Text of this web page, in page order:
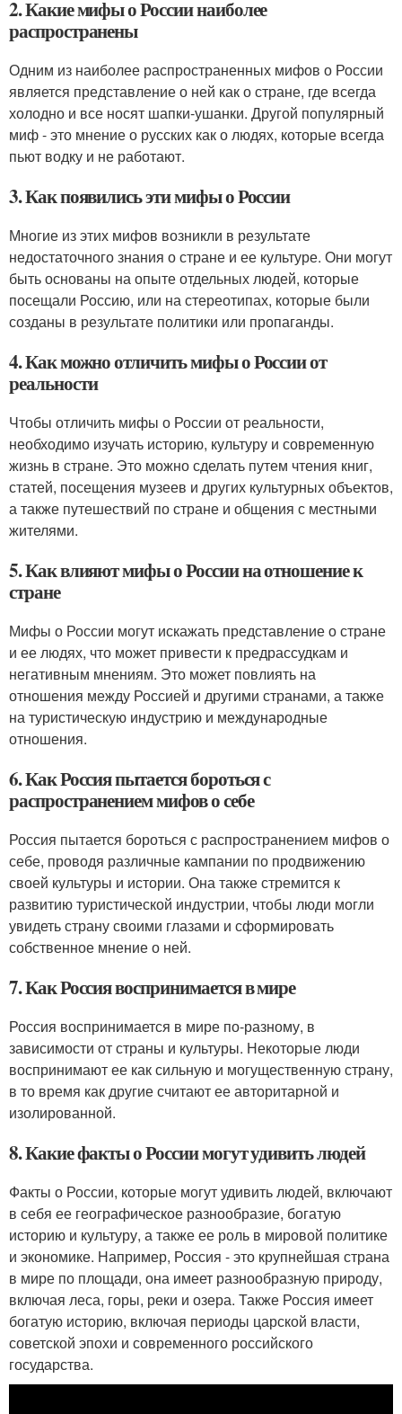
2. Какие мифы о России наиболее
распространены
Одним из наиболее распространенных мифов о России
является представление о ней как о стране, где всегда
холодно и все носят шапки-ушанки. Другой популярный
миф - это мнение о русских как о людях, которые всегда
пьют водку и не работают.
3. Как появились эти мифы о России
Многие из этих мифов возникли в результате
недостаточного знания о стране и ее культуре. Они могут
быть основаны на опыте отдельных людей, которые
посещали Россию, или на стереотипах, которые были
созданы в результате политики или пропаганды.
4. Как можно отличить мифы о России от
реальности
Чтобы отличить мифы о России от реальности,
необходимо изучать историю, культуру и современную
жизнь в стране. Это можно сделать путем чтения книг,
статей, посещения музеев и других культурных объектов,
а также путешествий по стране и общения с местными
жителями.
5. Как влияют мифы о России на отношение к
стране
Мифы о России могут искажать представление о стране
и ее людях, что может привести к предрассудкам и
негативным мнениям. Это может повлиять на
отношения между Россией и другими странами, а также
на туристическую индустрию и международные
отношения.
6. Как Россия пытается бороться с
распространением мифов о себе
Россия пытается бороться с распространением мифов о
себе, проводя различные кампании по продвижению
своей культуры и истории. Она также стремится к
развитию туристической индустрии, чтобы люди могли
увидеть страну своими глазами и сформировать
собственное мнение о ней.
7. Как Россия воспринимается в мире
Россия воспринимается в мире по-разному, в
зависимости от страны и культуры. Некоторые люди
воспринимают ее как сильную и могущественную страну,
в то время как другие считают ее авторитарной и
изолированной.
8. Какие факты о России могут удивить людей
Факты о России, которые могут удивить людей, включают
в себя ее географическое разнообразие, богатую
историю и культуру, а также ее роль в мировой политике
и экономике. Например, Россия - это крупнейшая страна
в мире по площади, она имеет разнообразную природу,
включая леса, горы, реки и озера. Также Россия имеет
богатую историю, включая периоды царской власти,
советской эпохи и современного российского
государства.